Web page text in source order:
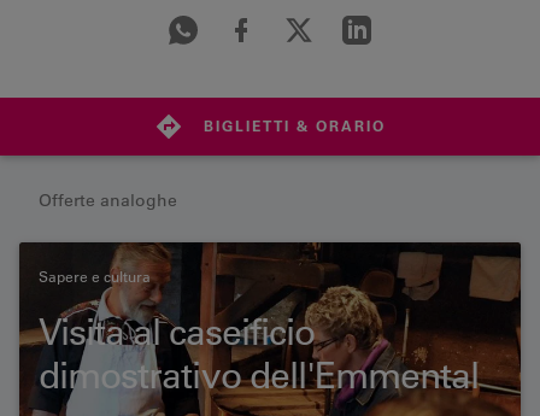
BIGLIETTI & ORARIO
Offerte analoghe
Sapere e cultura
Visita al caseificio
dimostrativo dell'Emmental